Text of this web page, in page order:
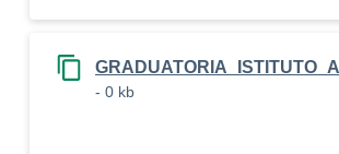
- 0 kb